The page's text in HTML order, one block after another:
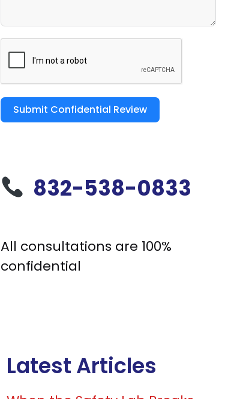
Submit Confidential Review
832-538-0833
All consultations are 100%
confidential
Latest Articles